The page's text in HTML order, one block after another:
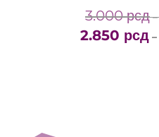
3.000рсд –
2.850 рсд –